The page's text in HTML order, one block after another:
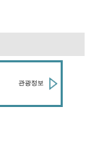
관광정보